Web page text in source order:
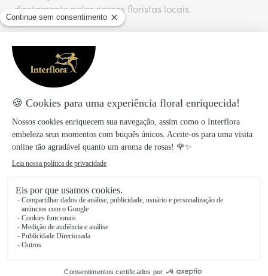
diretamente pelos nossos floristas locais.
Entrega no mesmo dia para todas as encomendas
realizadas antes das 17 horas.
Também vais gostar
Descobre mais ideias para agradar